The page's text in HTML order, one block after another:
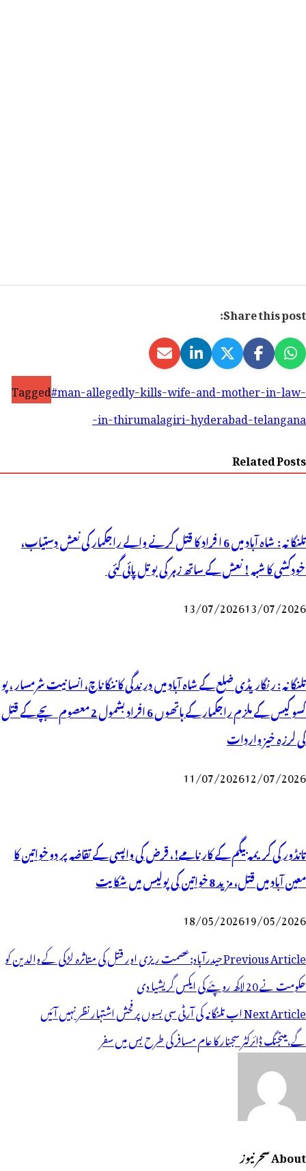
Share this post:
Tagged#man-allegedly-kills-wife-and-mother-in-law-
in-thirumalagiri-hyderabad-telangana-
Related Posts
تلنگانہ : شاہ آباد میں 6 ا فراد کا قتل کرنے والے راجکمار کی نعش دستیاب،
خودکشی کا شبہ ! نعش کے ساتھ زہر کی بوتل پائی گئی
13/07/202613/07/2026
تلنگانہ : رنگاریڈی ضلع کے شاہ آباد میں درندگی کا ننگا ناچ، انسانیت شرمسار ، پو
کسو کیس کے ملزم راجکمار کے ہاتھوں 6 افراد بشمول 2 معصوم بچے کے قتل
کی لرزہ خیز واردات
11/07/202612/07/2026
تانڈور کی کریمہ بیگم کے کارنامے!، قرض کی واپسی کے تقاضہ پر دو خواتین کا
معین آباد میں قتل، مزید 8 خواتین کی پولیس میں شکایت
18/05/202619/05/2026
پوسٹوں
کی
نیویگیشن
Previous Articleحیدرآباد:عصمت ریزی اور قتل کی متاثرہ لڑکی کے والدین کو
حکومت نے 20 لاکھ روپئے کی ایکس گریشیا دی
Next Articleاب تلنگانہ کی آرٹی سی بسوں پر فحش اشتہار نظر نہیں آئیں
گے،مینجنگ ڈائرکٹر سجنار کا عام مسافر کی طرح بس میں سفر
About سحر نیوز